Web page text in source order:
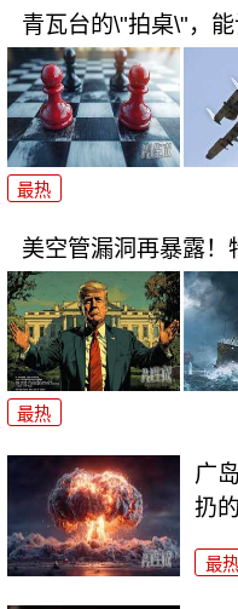
青瓦台的\"拍桌\"，
最热
美空管漏洞再暴露！
最热
广
扔
最热